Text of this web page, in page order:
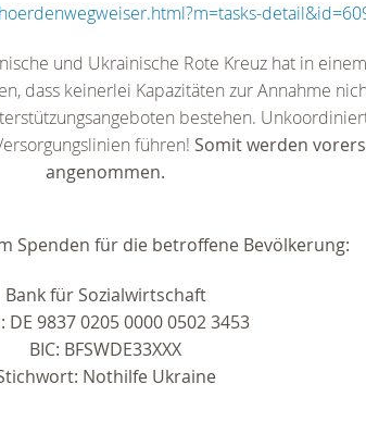
und Ukrainische Rote Kreuz hat in
dass keinerlei Kapazitäten zur Annahme
bestehen.
führen! Somit werden
angenommen.
Spenden für die betroffene Bevölkerung:
Bank für Sozialwirtschaft
DE 9837 0205 0000 0502 3453
BIC: BFSWDE33XXX
Nothilfe Ukraine